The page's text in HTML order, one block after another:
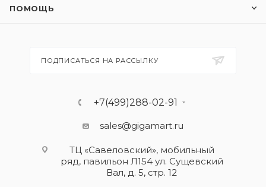
ПОМОЩЬ
ПОДПИСАТЬСЯ НА РАССЫЛКУ
+7(499)288-02-91
sales@gigamart.ru
ТЦ «Савеловский», мобильный
ряд, павильон Л154 ул. Сущевский
Вал, д. 5, стр. 12